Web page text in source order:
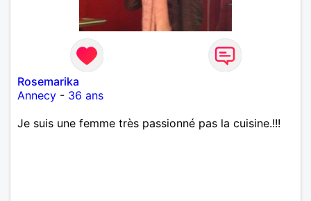
Rosemarika
Annecy - 36 ans
Je suis une femme très passionné pas la cuisine.!!!